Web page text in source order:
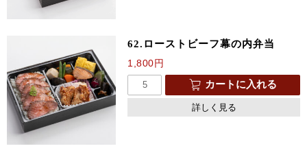
62.ローストビーフ幕の内弁当
1,800円
カートに入れる
詳しく見る